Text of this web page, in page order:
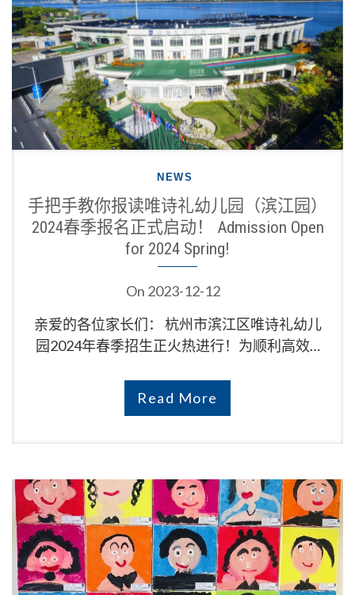
NEWS
手把手教你报读唯诗礼幼儿园（滨江园）
2024春季报名正式启动！ Admission Open
for 2024 Spring!
On 2023-12-12
亲爱的各位家长们： 杭州市滨江区唯诗礼幼儿
园2024年春季招生正火热进行！为顺利高效…
Read More